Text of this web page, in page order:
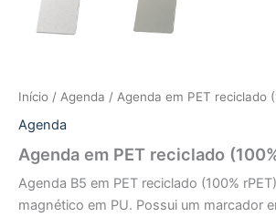
Início / Agenda / Agenda em PET reciclado
Agenda
Agenda em PET reciclado
Agenda B5 em PET reciclado (100%
magnético em PU. Possui um marcador